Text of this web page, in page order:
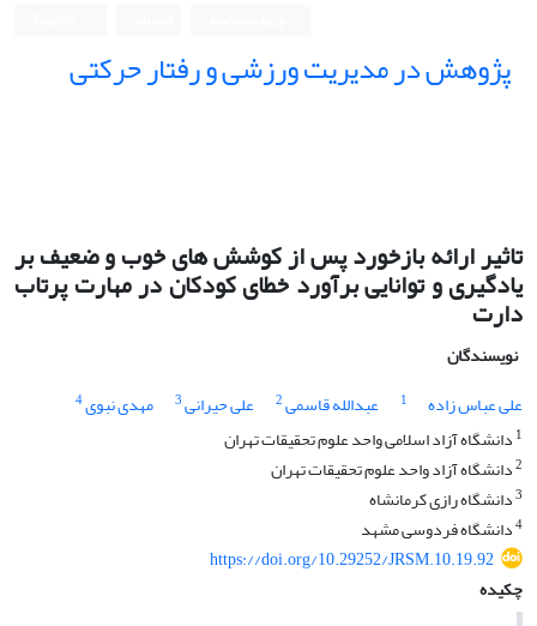
پژوهش در مدیریت ورزشی و رفتار حرکتی
تاثیر ارائه بازخورد پس از کوشش های خوب و ضعیف بر
یادگیری و توانایی برآورد خطای کودکان در مهارت پرتاب
دارت
نویسندگان
علی عباس زاده
1 عبدالله قاسمی2 علی حیرانی3 مهدی نبوی4
1 دانشگاه آزاد اسلامی واحد علوم تحقیقات تهران
2دانشگاه آزاد واحد علوم تحقیقات تهران
3دانشگاه رازی کرمانشاه
4دانشگاه فردوسی مشهد
https://doi.org/10.29252/JRSM.10.19.92
چکیده